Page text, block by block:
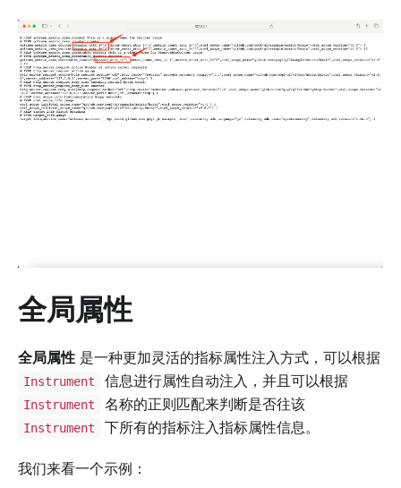
全局属性
全局属性 是一种更加灵活的指标属性注入方式，可以根据
Instrument 信息进行属性自动注入，并且可以根据
Instrument 名称的正则匹配来判断是否往该
Instrument 下所有的指标注入指标属性信息。
我们来看一个示例：